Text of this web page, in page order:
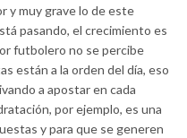
y muy grave lo de este
pasando, el crecimiento es
futbolero no se percibe
están a la orden del día, eso
a apostar en cada
por ejemplo, es una
y para que se generen